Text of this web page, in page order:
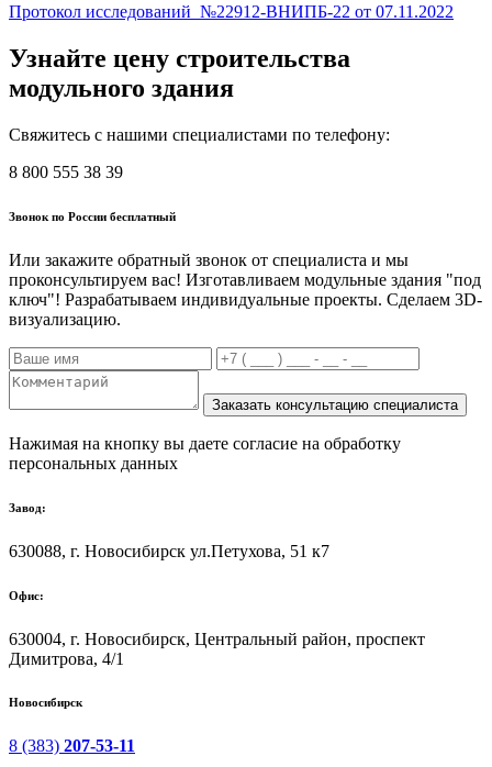
Протокол исследований_№22912-ВНИПБ-22 от 07.11.2022
Узнайте цену строительства
модульного здания
Свяжитесь с нашими специалистами по телефону:
8 800 555 38 39
Звонок по России бесплатный
Или закажите обратный звонок от специалиста и мы
проконсультируем вас! Изготавливаем модульные здания "под
ключ"! Разрабатываем индивидуальные проекты. Сделаем 3D-
визуализацию.
Нажимая на кнопку вы даете согласие на обработку
персональных данных
Завод:
630088, г. Новосибирск ул.Петухова, 51 к7
Офис:
630004, г. Новосибирск, Центральный район, проспект
Димитрова, 4/1
Новосибирск
8 (383) 207-53-11